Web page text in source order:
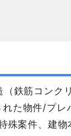
（鉄筋コン
た物件/プ
殊案件、建